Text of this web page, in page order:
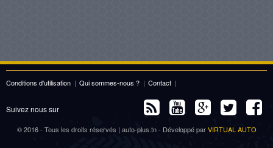
Conditions d'utilisation | Qui sommes-nous ? | Contact |
Suivez nous sur
© 2016 - Tous les droits réservés | auto-plus.tn - Développé parVIRTUAL AUTO